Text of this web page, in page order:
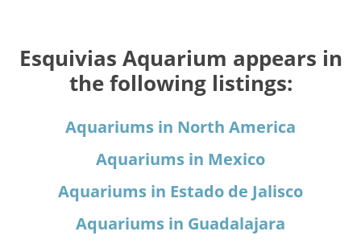
Esquivias Aquarium appears in
the following listings:
Aquariums in North America
Aquariums in Mexico
Aquariums in Estado de Jalisco
Aquariums in Guadalajara